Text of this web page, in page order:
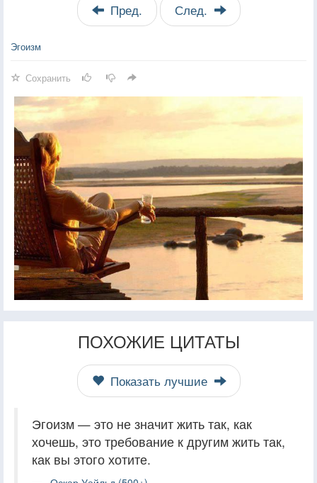
Пред. След.
Эгоизм
Сохранить
ПОХОЖИЕ ЦИТАТЫ
Показать лучшие
Эгоизм — это не значит жить так, как
хочешь, это требование к другим жить так,
как вы этого хотите.